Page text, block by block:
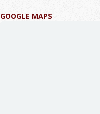
GOOGLE MAPS